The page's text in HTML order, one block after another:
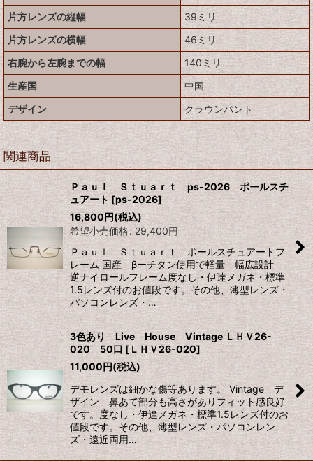
片方レンズの縦幅
39ミリ
片方レンズの横幅
46ミリ
右腕から左腕までの幅
140ミリ
生産国
中国
デザイン
クラウンパント
関連商品
Ｐａｕｌ Ｓｔｕａｒｔ ps-2026 ポールスチ
ュアート [ps-2026]
16,800円(税込)
希望小売価格: 29,400円
Ｐａｕｌ Ｓｔｕａｒｔ ポールスチュアートフ
レーム 国産 βーチタン使用で軽量 幅広設計
逆ナイロールフレーム度なし・伊達メガネ・標準
1.5レンズ付のお値段です。その他、薄型レンズ・
パソコンレンズ・…
3色あり Live House Vintage ＬＨＶ26-
020 50口 [ ＬＨＶ26-020]
11,000円(税込)
デモレンズは細かな傷等あります。 Vintage デ
ザイン 鼻あて部分も高さがありフィット感良好
です。度なし・伊達メガネ・標準1.5レンズ付のお
値段です。その他、薄型レンズ・パソコンレン
ズ・遠近両用…